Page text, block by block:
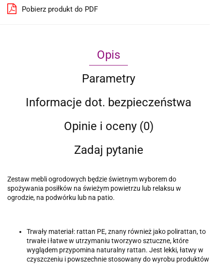
Pobierz produkt do PDF
Opis
Parametry
Informacje dot. bezpieczeństwa
Opinie i oceny (0)
Zadaj pytanie
Zestaw mebli ogrodowych będzie świetnym wyborem do
spożywania posiłków na świeżym powietrzu lub relaksu w
ogrodzie, na podwórku lub na patio.
Trwały materiał: rattan PE, znany również jako polirattan, to
trwałe i łatwe w utrzymaniu tworzywo sztuczne, które
wyglądem przypomina naturalny rattan. Jest lekki, łatwy w
czyszczeniu i powszechnie stosowany do wyrobu produktów